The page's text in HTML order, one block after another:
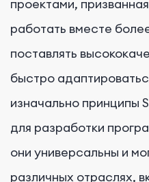
проектами,
работать вместе
поставлять
быстро
изначально принципы
для разработки
они универсальны и
различных отраслях,